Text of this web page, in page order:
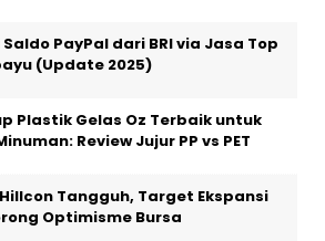
PayPal dari BRI via Jasa Top
(Update 2025)
Plastik Gelas Oz Terbaik untuk
Review Jujur PP vs PET
Tangguh, Target Ekspansi
Optimisme Bursa